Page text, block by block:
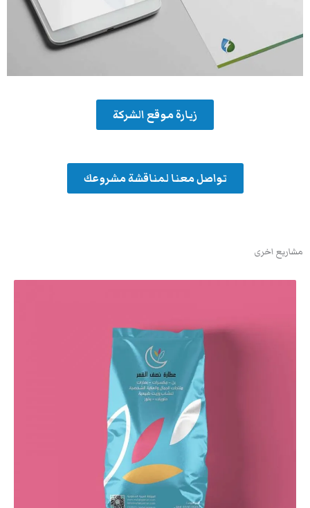
زيارة موقع الشركة
تواصل معنا لمناقشة مشروعك
مشاريع اخرى